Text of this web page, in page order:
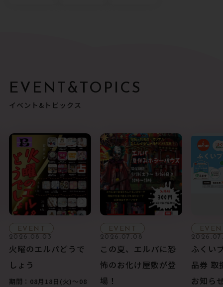
EVENT&TOPICS
イベント&トピックス
EVENT
2026.08.03
火曜のエルパどうで
しょう
期間：08月18日(火)〜08
EVENT
2026.07.08
この夏、エルパに恐
怖のお化け屋敷が登
場！
ふくい
品券 取
お知ら